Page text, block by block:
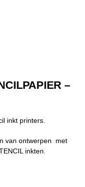
–
inkt printers.
van ontwerpen met
inkten.